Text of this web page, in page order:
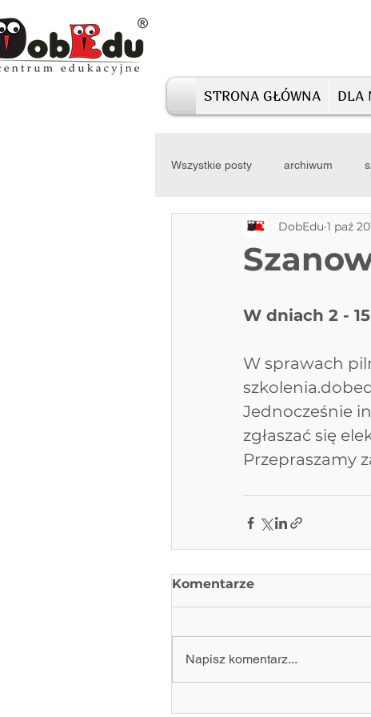
STRONA GŁÓWNA DLA
Wszystkie posty archiwum
DobEdu 1 paź
W dniach 2 -
W sprawach
Jednocześnie
zgłaszać się
Przepraszamy
Komentarze
Napisz komentarz...